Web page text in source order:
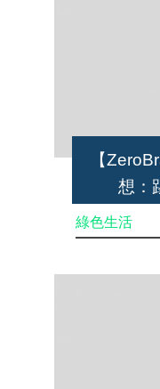
【
想：
綠色生活